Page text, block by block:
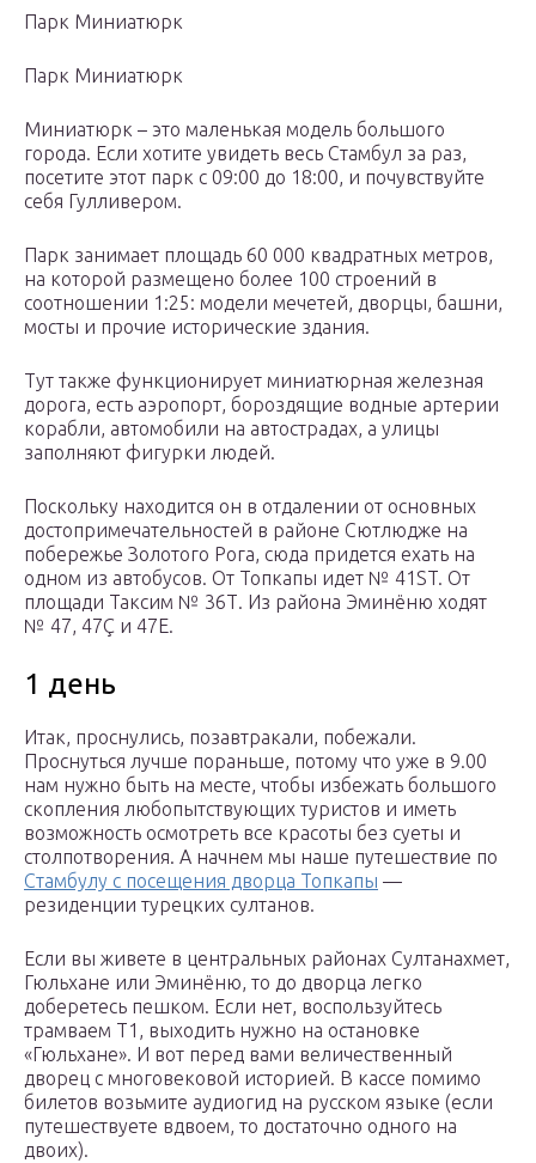
Парк Миниатюрк
Парк Миниатюрк
Миниатюрк – это маленькая модель большого
города. Если хотите увидеть весь Стамбул за раз,
посетите этот парк с 09:00 до 18:00, и почувствуйте
себя Гулливером.
Парк занимает площадь 60 000 квадратных метров,
на которой размещено более 100 строений в
соотношении 1:25: модели мечетей, дворцы, башни,
мосты и прочие исторические здания.
Тут также функционирует миниатюрная железная
дорога, есть аэропорт, бороздящие водные артерии
корабли, автомобили на автострадах, а улицы
заполняют фигурки людей.
Поскольку находится он в отдалении от основных
достопримечательностей в районе Сютлюдже на
побережье Золотого Рога, сюда придется ехать на
одном из автобусов. От Топкапы идет № 41ST. От
площади Таксим № 36Т. Из района Эминёню ходят
№ 47, 47Ç и 47Е.
1 день
Итак, проснулись, позавтракали, побежали.
Проснуться лучше пораньше, потому что уже в 9.00
нам нужно быть на месте, чтобы избежать большого
скопления любопытствующих туристов и иметь
возможность осмотреть все красоты без суеты и
столпотворения. А начнем мы наше путешествие по
Стамбулу с посещения дворца Топкапы —
резиденции турецких султанов.
Если вы живете в центральных районах Султанахмет,
Гюльхане или Эминёню, то до дворца легко
доберетесь пешком. Если нет, воспользуйтесь
трамваем Т1, выходить нужно на остановке
«Гюльхане». И вот перед вами величественный
дворец с многовековой историей. В кассе помимо
билетов возьмите аудиогид на русском языке (если
путешествуете вдвоем, то достаточно одного на
двоих).